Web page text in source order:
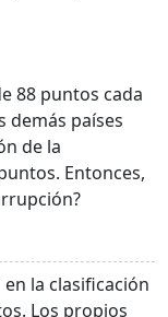
88 puntos cada
demás países
de la
Entonces,
la clasificación
Los propios